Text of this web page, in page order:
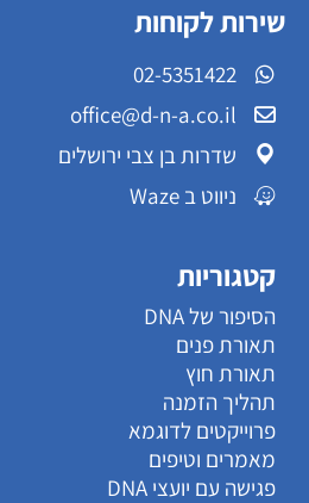
שירות לקוחות
02-5351422
office@d-n-a.co.il
שדרות בן צבי ירושלים
ניווט ב Waze
קטגוריות
הסיפור של DNA
תאורת פנים
תאורת חוץ
תהליך הזמנה
פרוייקטים לדוגמא
מאמרים וטיפים
פגישה עם יועצי DNA